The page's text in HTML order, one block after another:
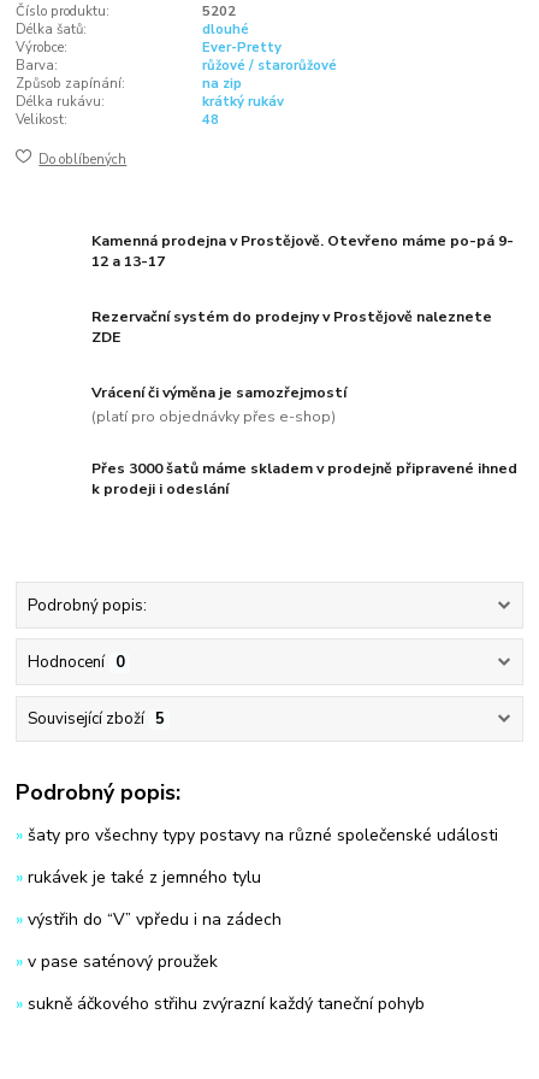
Číslo produktu:
5202
Délka šatů:
dlouhé
Výrobce:
Ever-Pretty
Barva:
růžové / starorůžové
Způsob zapínání:
na zip
Délka rukávu:
krátký rukáv
Velikost:
48
Do oblíbených
Kamenná prodejna v Prostějově. Otevřeno máme po-pá 9-
12 a 13-17
Rezervační systém do prodejny v Prostějově naleznete
ZDE
Vrácení či výměna je samozřejmostí
(platí pro objednávky přes e-shop)
Přes 3000 šatů máme skladem v prodejně připravené ihned
k prodeji i odeslání
Podrobný popis:
Hodnocení 0
Související zboží 5
Podrobný popis:
» šaty pro všechny typy postavy na různé společenské události
» rukávek je také z jemného tylu
» výstřih do “V” vpředu i na zádech
» v pase saténový proužek
» sukně áčkového střihu zvýrazní každý taneční pohyb